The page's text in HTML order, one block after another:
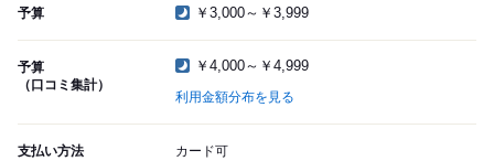
予算 ￥3,000～￥3,999
予算
（口コミ集計）
￥4,000～￥4,999
利用金額分布を見る
支払い方法
カード可